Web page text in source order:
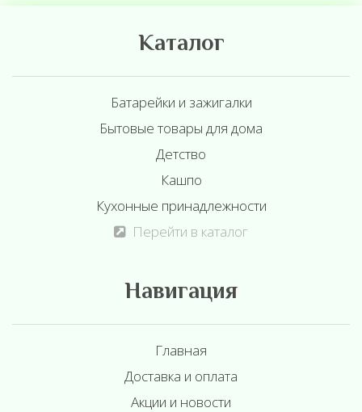
Каталог
Батарейки и зажигалки
Бытовые товары для дома
Детство
Кашпо
Кухонные принадлежности
Перейти в каталог
Навигация
Главная
Доставка и оплата
Акции и новости